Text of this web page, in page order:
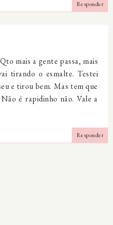
Responder
mais a gente passa, mais
tirando o esmalte. Testei
e tirou bem. Mas tem que
é rapidinho não. Vale a
Responder